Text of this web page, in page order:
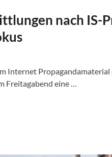
nach IS-
Internet
Freitagabend eine …